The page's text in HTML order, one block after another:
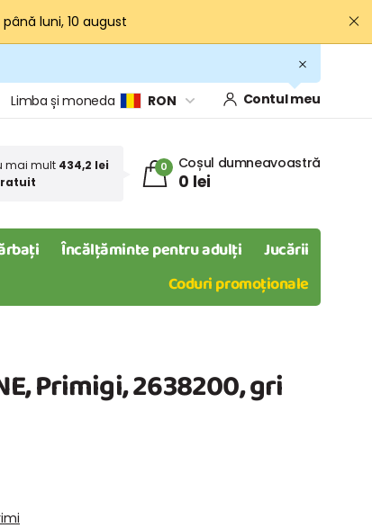
până luni, 10 august
Limba și moneda RON Contul meu
mai mult 434,2 lei
0 Coșul dumneavoastră
0 lei
Încălțăminte pentru adulți
Jucării
Coduri promoționale
Primigi, 2638200, gri